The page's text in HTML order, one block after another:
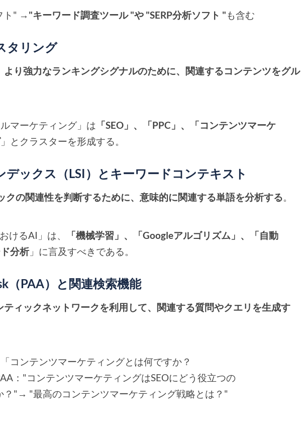
ト" → "キーワード調査ツール "や "SERP分析ソフト "も含む
タリング
より強力なランキングシグナルのために、関連するコンテンツをグル
ルマーケティング」は 「SEO」、「PPC」、「コンテンツマーケ
」とクラスターを形成する。
デックス（LSI）とキーワードコンテキスト
クの関連性を判断するために、意味的に関連する単語を分析する。
けるAI」は、
「機械学習」、「Googleアルゴリズム」、「自動
分析」に言及すべきである。
（PAA）と関連検索機能
ティックネットワークを利用して、関連する質問やクエリを生成す
コンテンツマーケティングとは何ですか？
："コンテンツマーケティングはSEOにどう役立つの
？"→ "最高のコンテンツマーケティング戦略とは？"